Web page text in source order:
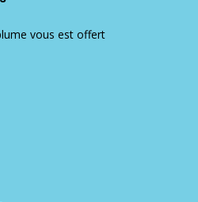
vous est offert